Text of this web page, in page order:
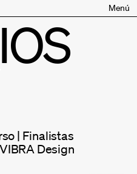
Menú
| Finalistas
Design